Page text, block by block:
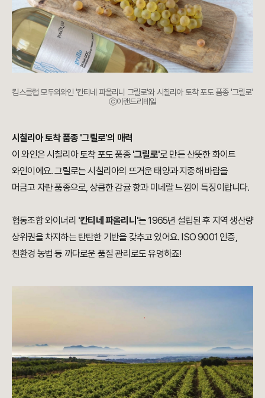
킴스클럽 모두의와인 '칸티네 파올리니 그릴로'와 시칠리아 토착 포도 품종 '그릴로'
ⓒ이랜드리테일
시칠리아 토착 품종 '그릴로'의 매력
이 와인은 시칠리아 토착 포도 품종 '그릴로'로 만든 산뜻한 화이트
와인이에요. 그릴로는 시칠리아의 뜨거운 태양과 지중해 바람을
머금고 자란 품종으로, 상큼한 감귤 향과 미네랄 느낌이 특징이랍니다.
협동조합 와이너리 '칸티네 파올리니'는 1965년 설립된 후 지역 생산량
상위권을 차지하는 탄탄한 기반을 갖추고 있어요. ISO 9001 인증,
친환경 농법 등 까다로운 품질 관리로도 유명하죠!